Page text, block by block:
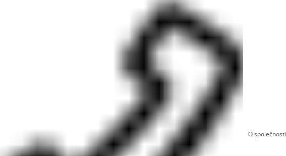
O společnosti